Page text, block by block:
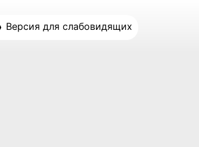
Версия для слабовидящих